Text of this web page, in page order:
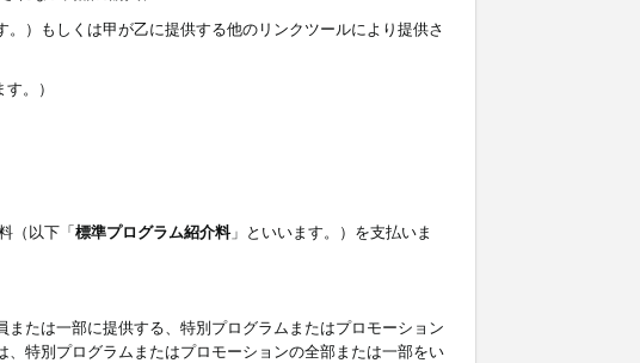
）もしくは甲が乙に提供する他のリンクツールにより提供さ
。）
（以下「標準プログラム紹介料」といいます。）を支払いま
たは一部に提供する、特別プログラムまたはプロモーション
特別プログラムまたはプロモーションの全部または一部をい